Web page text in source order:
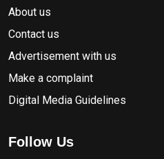
About us
Contact us
Advertisement with us
Make a complaint
Digital Media Guidelines
Follow Us